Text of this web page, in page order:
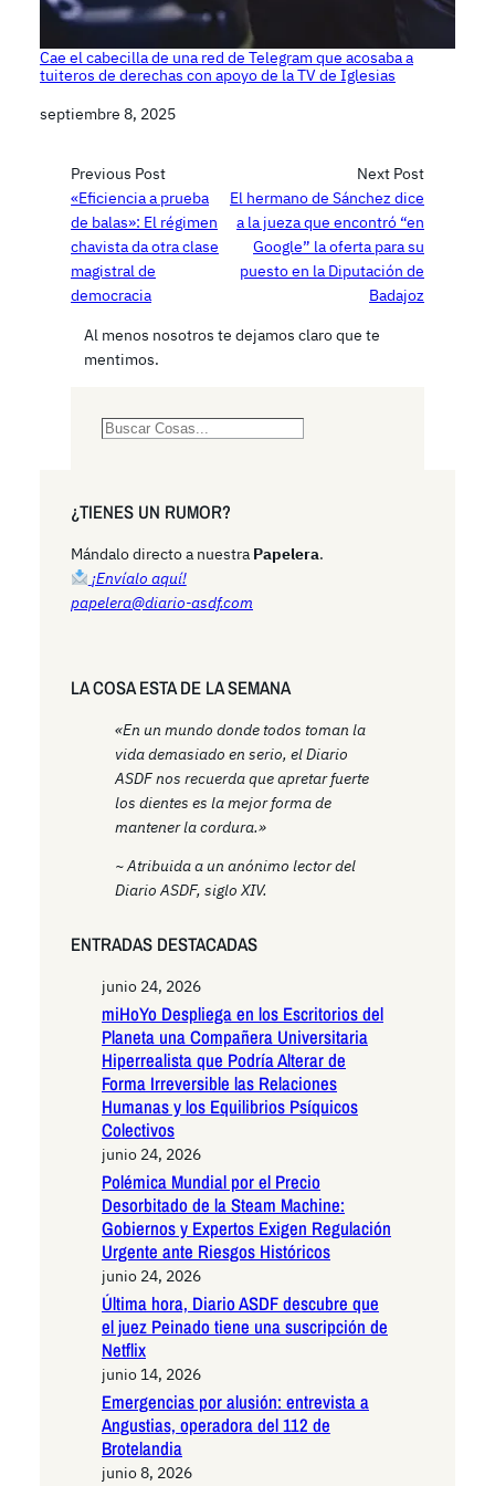
Cae el cabecilla de una red de Telegram que acosaba a
tuiteros de derechas con apoyo de la TV de Iglesias
Fecha
septiembre 8, 2025
Previous Post
«Eficiencia a prueba
de balas»: El régimen
chavista da otra clase
magistral de
democracia
Next Post
El hermano de Sánchez dice
a la jueza que encontró “en
Google” la oferta para su
puesto en la Diputación de
Badajoz
Al menos nosotros te dejamos claro que te
mentimos.
S
r
h
¿TIENES UN RUMOR?
Mándalo directo a nuestra Papelera.
¡Envíalo aquí!
papelera@diario-asdf.com
LA COSA ESTA DE LA SEMANA
«En un mundo donde todos toman la
vida demasiado en serio, el Diario
ASDF nos recuerda que apretar fuerte
los dientes es la mejor forma de
mantener la cordura.»
~ Atribuida a un anónimo lector del
Diario ASDF, siglo XIV.
ENTRADAS DESTACADAS
junio 24, 2026
miHoYo Despliega en los Escritorios del
Planeta una Compañera Universitaria
Hiperrealista que Podría Alterar de
Forma Irreversible las Relaciones
Humanas y los Equilibrios Psíquicos
Colectivos
junio 24, 2026
Polémica Mundial por el Precio
Desorbitado de la Steam Machine:
Gobiernos y Expertos Exigen Regulación
Urgente ante Riesgos Históricos
junio 24, 2026
Última hora, Diario ASDF descubre que
el juez Peinado tiene una suscripción de
Netflix
junio 14, 2026
Emergencias por alusión: entrevista a
Angustias, operadora del 112 de
Brotelandia
junio 8, 2026